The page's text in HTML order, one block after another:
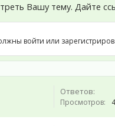
Вашу тему. Дайте
войти или
Ответов:
Просмотров: